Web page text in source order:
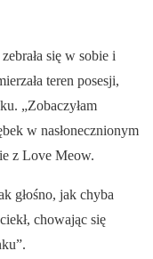
się w sobie i
teren posesji,
„Zobaczyłam
w nasłonecznionym
z Love Meow.
głośno, jak chyba
chowając się